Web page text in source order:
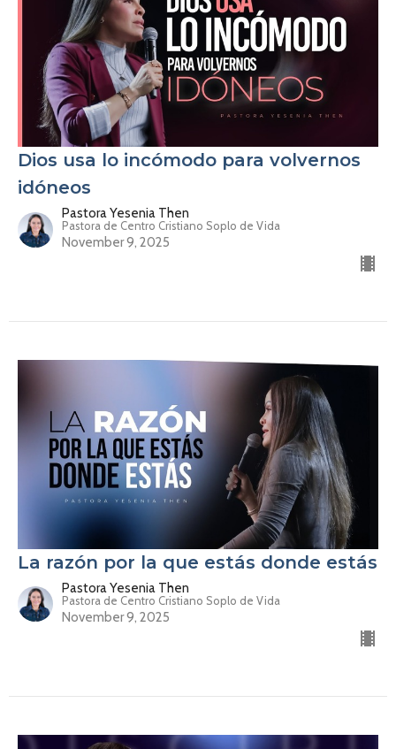
Dios usa lo incómodo para volvernos
idóneos
Pastora Yesenia Then
Pastora de Centro Cristiano Soplo de Vida
November 9, 2025
La razón por la que estás donde estás
Pastora Yesenia Then
Pastora de Centro Cristiano Soplo de Vida
November 9, 2025